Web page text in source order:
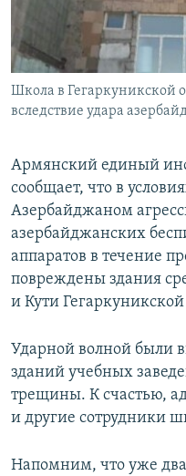
Все сайты Радио
Школа в Гегаркуникской
вследствие удара
Армянский единый
сообщает, что в
Азербайджаном
азербайджанских
аппаратов в течение
повреждены здания
и Кути Гегаркуникской
Ударной волной были
зданий учебных
трещины. К счастью,
и другие сотрудники
Напомним, что уже